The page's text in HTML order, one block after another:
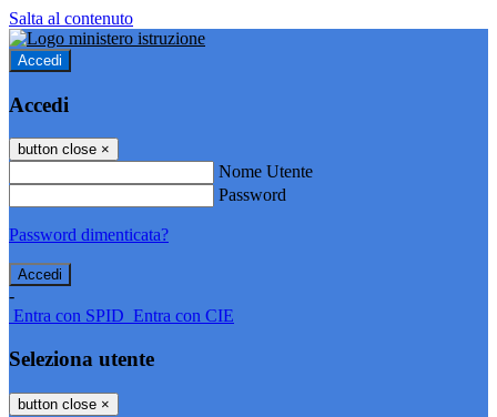
Salta al contenuto
Accedi
Accedi
button close ×
Nome Utente
Password
Password dimenticata?
-
Entra con SPID Entra con CIE
Seleziona utente
button close ×